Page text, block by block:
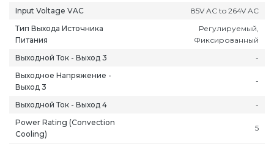
Input Voltage VAC
85V AC to 264V AC
Тип Выхода Источника
Питания
Регулируемый,
Фиксированный
Выходной Ток - Выход 3
-
Выходное Напряжение -
Выход 3
-
Выходной Ток - Выход 4
-
Power Rating (Convection
Cooling)
5